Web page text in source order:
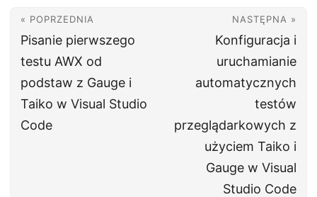
« POPRZEDNIA
Pisanie pierwszego
testu AWX od
podstaw z Gauge i
Taiko w Visual Studio
Code
NASTĘPNA »
Konfiguracja i
uruchamianie
automatycznych
testów
przeglądarkowych z
użyciem Taiko i
Gauge w Visual
Studio Code